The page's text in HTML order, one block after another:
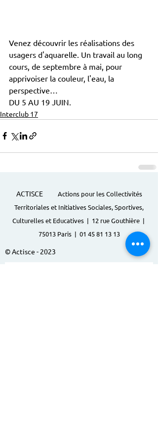
Venez découvrir les réalisations des
usagers d'aquarelle. Un travail au long
cours, de septembre à mai, pour
apprivoiser la couleur, l'eau, la
perspective…
DU 5 AU 19 JUIN.
Interclub 17
ACTISCE
Actions pour les Collectivités
Territoriales et Initiatives Sociales, Sportives,
Culturelles et Educatives | 12 rue Gouthière |
75013 Paris | 01 45 81 13 13
© Actisce - 2023